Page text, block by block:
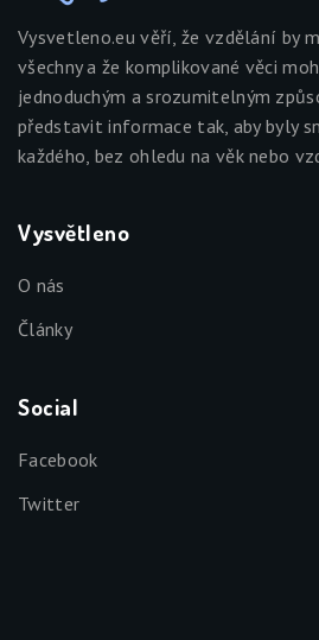
Vysvetleno.eu věří, že vzdělání by
všechny a že komplikované věci
jednoduchým a srozumitelným
představit informace tak, aby byly
každého, bez ohledu na věk nebo
Vysvětleno
O nás
Články
Social
Facebook
Twitter